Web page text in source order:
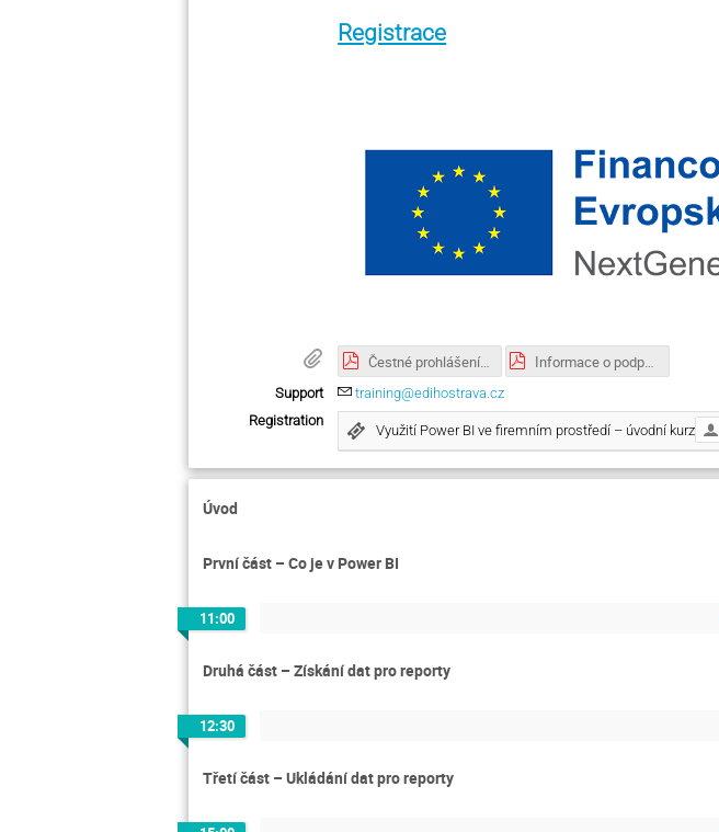
Registrace
Čestné prohlášení podniku.pdf Informace o podpoře a storno podmínky_.pdf
Support
training@edihostrava.cz
Registration
Využití Power BI ve firemním prostředí – úvodní kurz
Úvod
První část – Co je v Power BI
11:00
Druhá část – Získání dat pro reporty
12:30
Třetí část – Ukládání dat pro reporty